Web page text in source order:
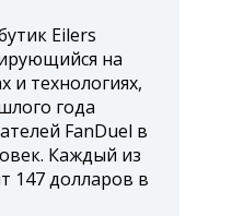
Eilers
на
и технологиях,
года
FanDuel в
Каждый из
147 долларов в